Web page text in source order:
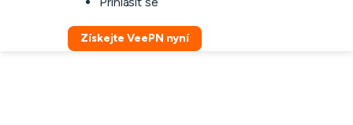
Získejte VeePN nyní